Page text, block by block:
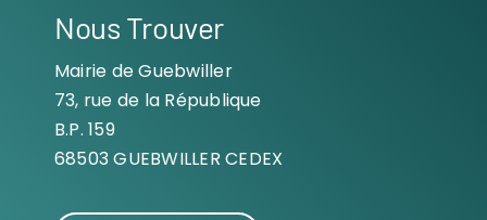
Nous Trouver
Mairie de Guebwiller
73, rue de la République
B.P. 159
68503 GUEBWILLER CEDEX